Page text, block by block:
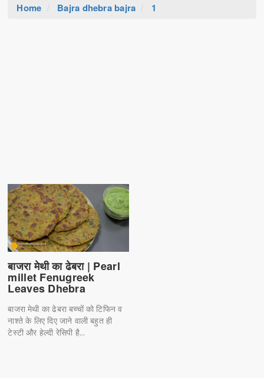
Home Bajra dhebra bajra 1
बाजरा मेथी का ढेबरा | Pearl
millet Fenugreek
Leaves Dhebra
बाजरा मेथी का ढेबरा बच्चों को टिफिन व
नाश्ते के लिए दिए जाने वाली बहुत ही
टेस्टी और हेल्दी रेसिपी है...